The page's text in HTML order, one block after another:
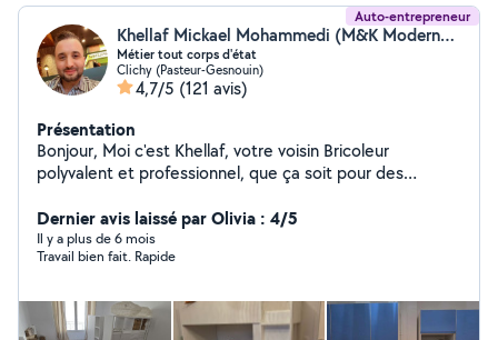
Auto-entrepreneur
Khellaf Mickael Mohammedi (M&K ModernestDecor)
Métier tout corps d'état
Clichy (Pasteur-Gesnouin)
4,7/5 (121 avis)
Présentation
Bonjour, Moi c'est Khellaf, votre voisin Bricoleur
polyvalent et professionnel, que ça soit pour des
des projets d'agencement et de décoration d'intérieur,
montage de meubles et pose de cuisines équipées,
travaux d'électricité, peintures, plomberie... Je
N'hésitez pas à me contacter pour vos besoins en
Dernier avis laissé par Olivia : 4/5
Il y a plus de 6 mois
Travail bien fait. Rapide